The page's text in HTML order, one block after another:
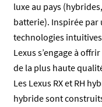
luxe au pays
batterie). Inspirée par
technologies
Lexus s’engage à
de la plus haute
Les Lexus RX et RH
hybride sont